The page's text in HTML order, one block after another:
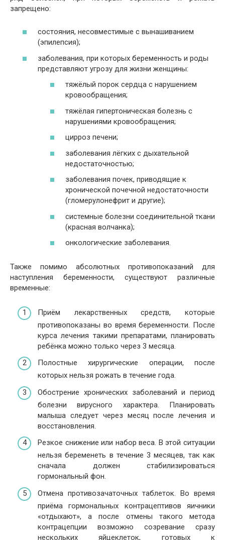
запрещено:
состояния, несовместимые с вынашиванием
(эпилепсия);
заболевания, при которых беременность и роды
представляют угрозу для жизни женщины:
тяжёлый порок сердца с нарушением
кровообращения;
тяжёлая гипертоническая болезнь с
нарушениями кровообращения;
цирроз печени;
заболевания лёгких с дыхательной
недостаточностью;
заболевания почек, приводящие к
хронической почечной недостаточности
(гломерулонефрит и другие);
системные болезни соединительной ткани
(красная волчанка);
онкологические заболевания.
Также помимо абсолютных противопоказаний для
наступления беременности, существуют различные
временные:
Приём лекарственных средств, которые
противопоказаны во время беременности. После
курса лечения такими препаратами, планировать
ребёнка можно только через 3 месяца.
Полостные хирургические операции, после
которых нельзя рожать в течение года.
Обострение хронических заболеваний и период
болезни вирусного характера. Планировать
малыша следует через месяц после лечения и
восстановления.
Резкое снижение или набор веса. В этой ситуации
нельзя беременеть в течение 3 месяцев, так как
сначала должен стабилизироваться
гормональный фон.
Отмена противозачаточных таблеток. Во время
приёма гормональных контрацептивов яичники
«отдыхают», а после отмены такого метода
контрацепции возможно созревание сразу
нескольких яйцеклеток, готовых к